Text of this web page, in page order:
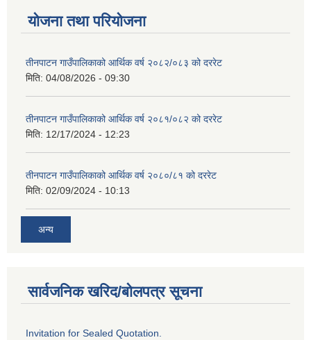
योजना तथा परियोजना
तीनपाटन गाउँपालिकाको आर्थिक वर्ष २०८२/०८३ को दररेट
मिति: 04/08/2026 - 09:30
तीनपाटन गाउँपालिकाको आर्थिक वर्ष २०८१/०८२ को दररेट
मिति: 12/17/2024 - 12:23
तीनपाटन गाउँपालिकाको आर्थिक वर्ष २०८०/८१ को दररेट
मिति: 02/09/2024 - 10:13
अन्य
सार्वजनिक खरिद/बोलपत्र सूचना
Invitation for Sealed Quotation.